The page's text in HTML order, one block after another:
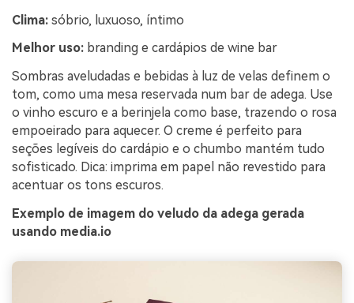
Clima: sóbrio, luxuoso, íntimo
Melhor uso: branding e cardápios de wine bar
Sombras aveludadas e bebidas à luz de velas definem o
tom, como uma mesa reservada num bar de adega. Use
o vinho escuro e a berinjela como base, trazendo o rosa
empoeirado para aquecer. O creme é perfeito para
seções legíveis do cardápio e o chumbo mantém tudo
sofisticado. Dica: imprima em papel não revestido para
acentuar os tons escuros.
Exemplo de imagem do veludo da adega gerada
usando media.io